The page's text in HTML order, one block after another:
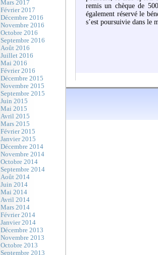
Mars 2017
Février 2017
Décembre 2016
Novembre 2016
Octobre 2016
Septembre 2016
Août 2016
Juillet 2016
Mai 2016
Février 2016
Décembre 2015
Novembre 2015
Septembre 2015
Juin 2015
Mai 2015
Avril 2015
Mars 2015
Février 2015
Janvier 2015
Décembre 2014
Novembre 2014
Octobre 2014
Septembre 2014
Août 2014
Juin 2014
Mai 2014
Avril 2014
Mars 2014
Février 2014
Janvier 2014
Décembre 2013
Novembre 2013
Octobre 2013
Septembre 2013
remis un chèque de
également réservé le
s’est poursuivie dans le